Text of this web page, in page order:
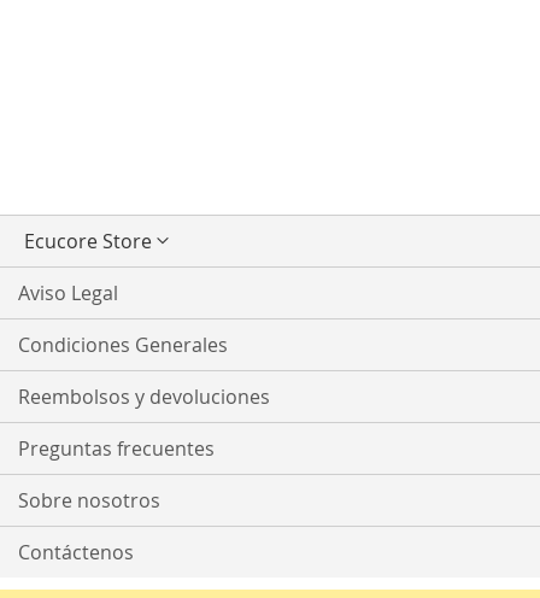
tiendaEcucore Store
Aviso Legal
Condiciones Generales
Reembolsos y devoluciones
Preguntas frecuentes
Sobre nosotros
Contáctenos